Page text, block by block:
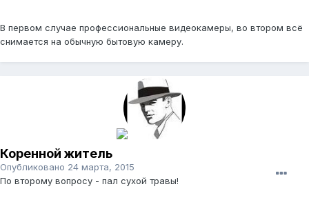
В первом случае профессиональные видеокамеры, во втором всё
снимается на обычную бытовую камеру.
Коренной житель
Опубликовано 24 марта, 2015
По второму вопросу - пал сухой травы!